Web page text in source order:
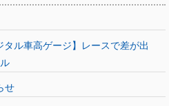
ル車高ゲージ】レースで差が出
せ